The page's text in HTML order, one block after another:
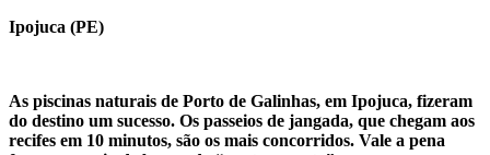
Ipojuca (PE)
As piscinas naturais de Porto de Galinhas, em Ipojuca, fizeram
do destino um sucesso. Os passeios de jangada, que chegam aos
recifes em 10 minutos, são os mais concorridos. Vale a pena